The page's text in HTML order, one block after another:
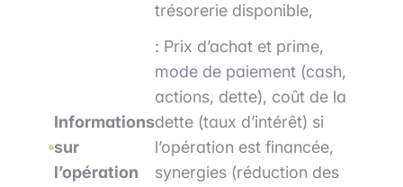
trésorerie disponible,
Informations
sur
l’opération
: Prix d’achat et prime,
mode de paiement (cash,
actions, dette), coût de la
dette (taux d’intérêt) si
l’opération est financée,
synergies (réduction des